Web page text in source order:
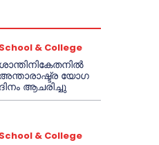
School & College
ശാന്തിനികേതനിൽ
അന്താരാഷ്ട്ര യോഗ
ദിനം ആചരിച്ചു
School & College